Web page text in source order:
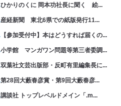
ひかりのくに 岡本功社長に聞く 絵...
産経新聞 東北6県での紙版発行11...
【参加受付中】本はどうすれば届くの...
小学館 マンガワン問題等第三者委調...
双葉社文芸出版部・反町有里編集長に...
第28回大藪春彦賞・第9回大藪春彦...
講談社 トップレベルドメイン「.m...